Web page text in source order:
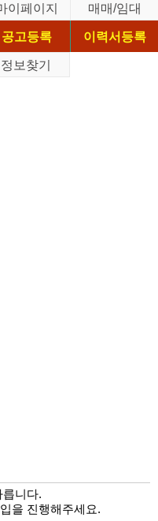
이페이지
매매/임대
공고등록
이력서등록
정보찾기
니다.
을 진행해주세요.